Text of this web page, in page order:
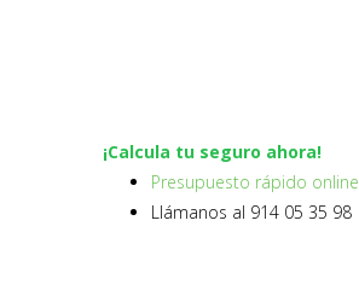
¡Calcula tu seguro ahora!
Presupuesto rápido online
Llámanos al 914 05 35 98